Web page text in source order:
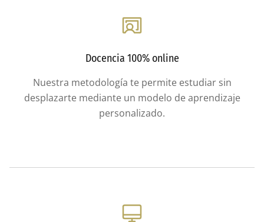
Docencia 100% online
Nuestra metodología te permite estudiar sin
desplazarte mediante un modelo de aprendizaje
personalizado.